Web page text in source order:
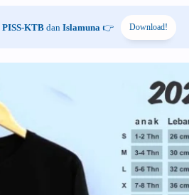
PISS-KTBdan Islamuna 👉 Download!